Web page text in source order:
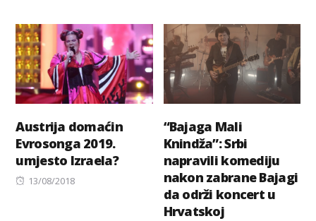
Austrija domaćin
Evrosonga 2019.
umjesto Izraela?
Posted
13/08/2018
“Bajaga Mali
Knindža”: Srbi
napravili komediju
nakon zabrane Bajagi
da održi koncert u
Hrvatskoj